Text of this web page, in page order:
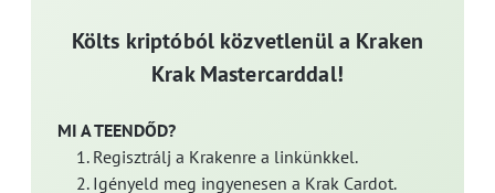
Költs kriptóból közvetlenül a Kraken
Krak Mastercarddal!
MI A TEENDŐD?
Regisztrálj a Krakenre a linkünkkel.
Igényeld meg ingyenesen a Krak Cardot.